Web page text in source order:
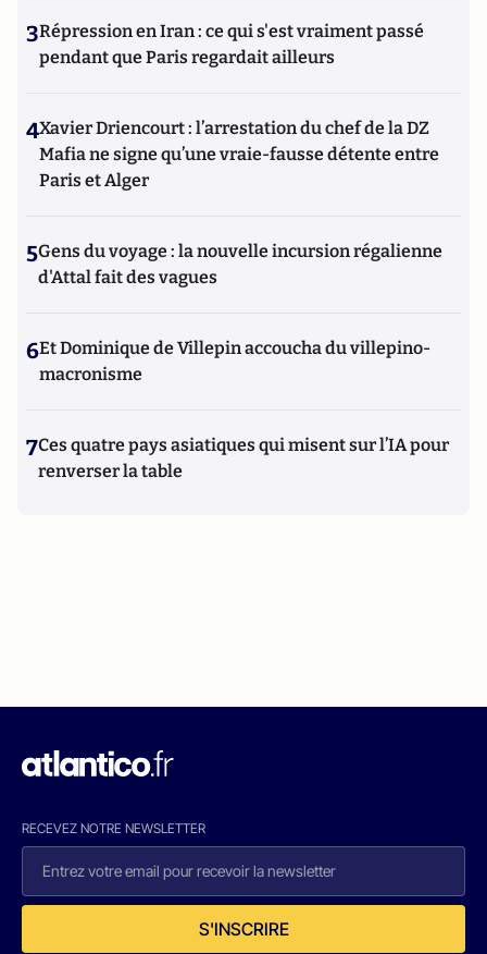
3Répression en Iran : ce qui s'est vraiment passé
pendant que Paris regardait ailleurs
4Xavier Driencourt : l’arrestation du chef de la DZ
Mafia ne signe qu’une vraie-fausse détente entre
Paris et Alger
5Gens du voyage : la nouvelle incursion régalienne
d'Attal fait des vagues
6Et Dominique de Villepin accoucha du villepino-
macronisme
7Ces quatre pays asiatiques qui misent sur l’IA pour
renverser la table
RECEVEZ NOTRE NEWSLETTER
S'INSCRIRE